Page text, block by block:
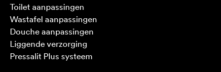
Toilet aanpassingen
Wastafel aanpassingen
Douche aanpassingen
Liggende verzorging
Pressalit Plus systeem